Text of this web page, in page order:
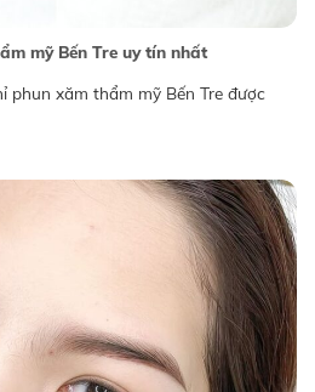
mỹ Bến Tre uy tín nhất
phun xăm thẩm mỹ Bến Tre được